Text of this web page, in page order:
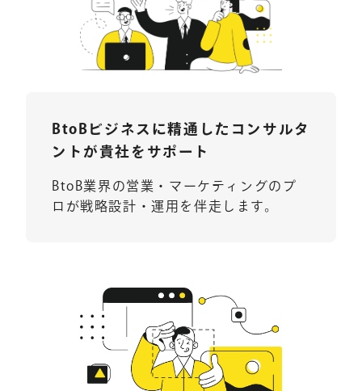
BtoBビジネスに精通したコンサルタ
ントが貴社をサポート
BtoB業界の営業・マーケティングのプ
ロが戦略設計・運用を伴走します。